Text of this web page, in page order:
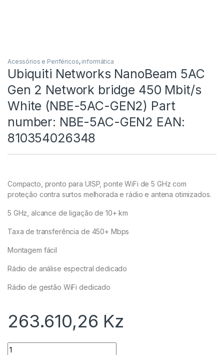
Acessórios e Periféricos, informática
Ubiquiti Networks NanoBeam 5AC
Gen 2 Network bridge 450 Mbit/s
White (NBE-5AC-GEN2) Part
number: NBE-5AC-GEN2 EAN:
810354026348
Compacto, pronto para UISP, ponte WiFi de 5 GHz com
proteção contra surtos melhorada e rádio e antena otimizados.
5 GHz, alcance de ligação de 10+ km
Taxa de transferência de 450+ Mbps
Montagem fácil
Rádio de análise espectral dedicado
Rádio de gestão WiFi dedicado
263.610,26 Kz
Quantidade